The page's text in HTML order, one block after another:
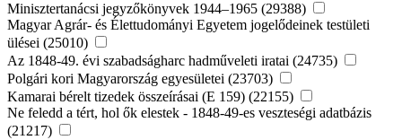
Minisztertanácsi jegyzőkönyvek 1944–1965 (29388)
Magyar Agrár- és Élettudományi Egyetem jogelődeinek testületi
ülései (25010)
Az 1848-49. évi szabadságharc hadműveleti iratai (24735)
Polgári kori Magyarország egyesületei (23703)
Kamarai bérelt tizedek összeírásai (E 159) (22155)
Ne feledd a tért, hol ők elestek - 1848-49-es veszteségi adatbázis
(21217)